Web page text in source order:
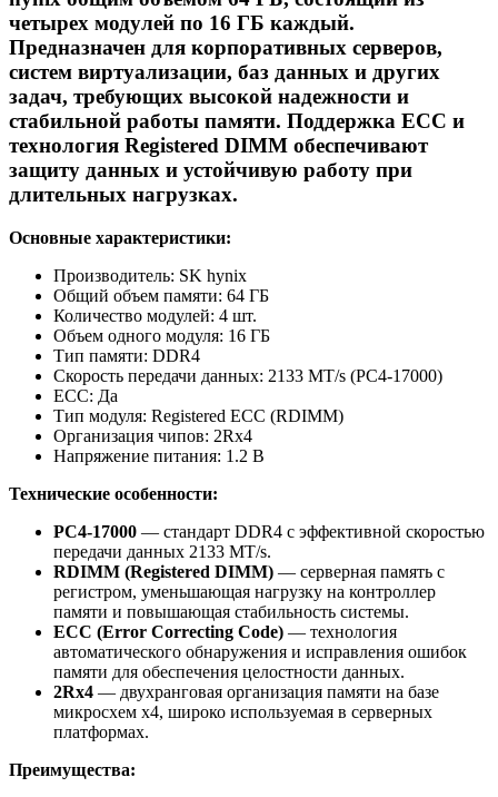
четырех модулей по 16 ГБ каждый.
Предназначен для корпоративных серверов,
систем виртуализации, баз данных и других
задач, требующих высокой надежности и
стабильной работы памяти. Поддержка ECC и
технология Registered DIMM обеспечивают
защиту данных и устойчивую работу при
длительных нагрузках.
Основные характеристики:
Производитель: SK hynix
Общий объем памяти: 64 ГБ
Количество модулей: 4 шт.
Объем одного модуля: 16 ГБ
Тип памяти: DDR4
Скорость передачи данных: 2133 MT/s (PC4-17000)
ECC: Да
Тип модуля: Registered ECC (RDIMM)
Организация чипов: 2Rx4
Напряжение питания: 1.2 В
Технические особенности:
PC4-17000 — стандарт DDR4 с эффективной скоростью
передачи данных 2133 MT/s.
RDIMM (Registered DIMM) — серверная память с
регистром, уменьшающая нагрузку на контроллер
памяти и повышающая стабильность системы.
ECC (Error Correcting Code) — технология
автоматического обнаружения и исправления ошибок
памяти для обеспечения целостности данных.
2Rx4 — двухранговая организация памяти на базе
микросхем x4, широко используемая в серверных
платформах.
Преимущества: